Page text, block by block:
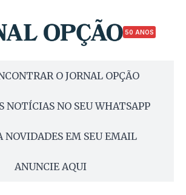
50 ANOS
O JORNAL OPÇÃO
NOTÍCIAS NO SEU WHATSAPP
NOVIDADES EM SEU EMAIL
ANUNCIE AQUI